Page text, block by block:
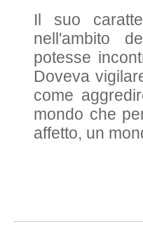
Il suo
nell'ambito
potesse
Doveva
come
mondo che
affetto, un